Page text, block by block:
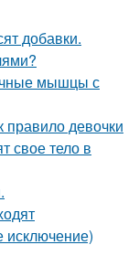
добавки.
мышцы с
девочки
свое тело в
исключение)